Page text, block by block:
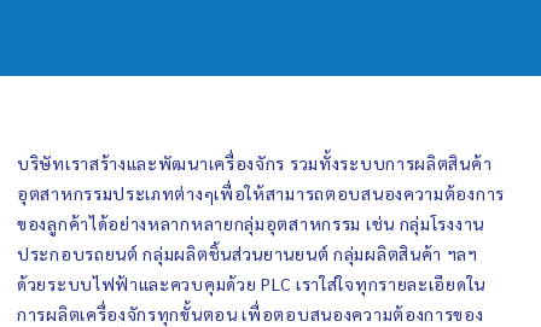
บริษัทเราสร้างและพัฒนาเครื่องจักร รวมทั้งระบบการผลิตสินค้า
อุตสาหกรรมประเภทต่างๆเพื่อให้สามารถตอบสนองความต้องการ
ของลูกค้าได้อย่างหลากหลายกลุ่มอุตสาหกรรม เช่น กลุ่มโรงงาน
ประกอบรถยนต์ กลุ่มผลิตชิ้นส่วนยานยนต์ กลุ่มผลิตสินค้า ฯลฯ
ด้วยระบบไฟฟ้าและควบคุมด้วย PLC เราใส่ใจทุกรายละเอียดใน
การผลิตเครื่องจักรทุกขั้นตอน เพื่อตอบสนองความต้องการของ